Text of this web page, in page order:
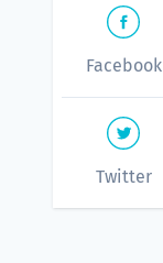
Facebook
Twitter